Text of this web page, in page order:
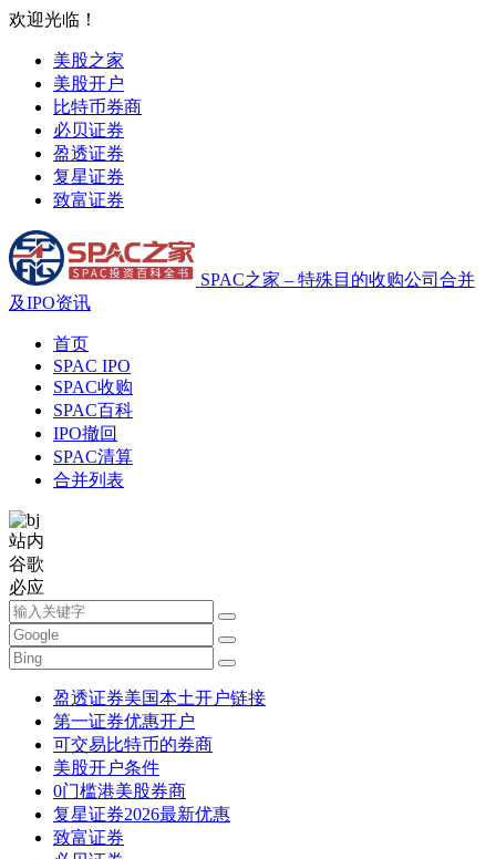
欢迎光临！
美股之家
美股开户
比特币券商
必贝证券
盈透证券
复星证券
致富证券
SPAC之家 – 特殊目的收购公司合并
及IPO资讯
首页
SPAC IPO
SPAC收购
SPAC百科
IPO撤回
SPAC清算
合并列表
站内
谷歌
必应
盈透证券美国本土开户链接
第一证券优惠开户
可交易比特币的券商
美股开户条件
0门槛港美股券商
复星证券2026最新优惠
致富证券